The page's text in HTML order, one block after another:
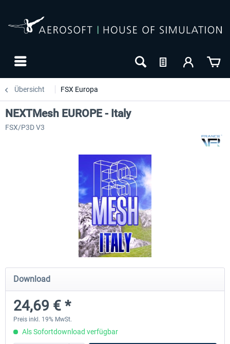
Übersicht FSX Europa
Mega Airport Frankfurt V2.0
29,95 € *
Mega Airport Berlin
NEXTMesh EUROPE - Italy
FSX/P3D V3
Download
24,69 € *
Preis inkl. 19% MwSt.
Als Sofortdownload verfügbar